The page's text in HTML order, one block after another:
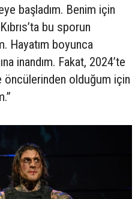
başladım. Benim için
bu sporun
Hayatım boyunca
inandım. Fakat, 2024’te
öncülerinden olduğum için